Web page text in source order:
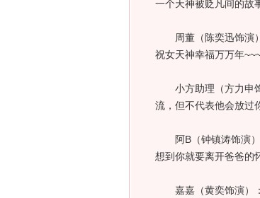
一个天神被贬凡间的故
周董（陈奕迅饰演）
祝女天神幸福万万年
小方助理（方力申饰
流，但不代表他会放过
阿B（钟镇涛饰演）
想到你就要离开爸爸的
嘉嘉（黄奕饰演）：